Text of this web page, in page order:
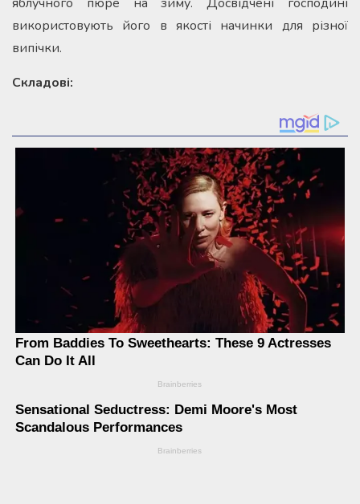
використовують його в якості начинки для різної
випічки.
Складові: